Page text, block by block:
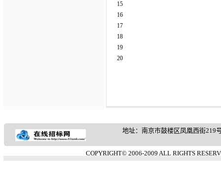
15
16
17
18
19
20
地址：南京市鼓楼区凤凰西街219
COPYRIGHT© 2006-2009 ALL RIGHTS